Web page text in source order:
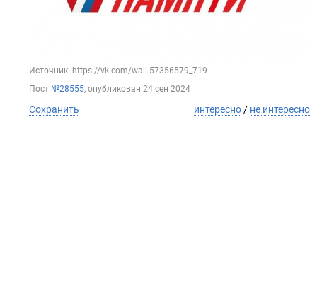
Источник: https://vk.com/wall-57356579_719
Пост №28555, опубликован 24 сен 2024
Сохранить интересно / не интересно